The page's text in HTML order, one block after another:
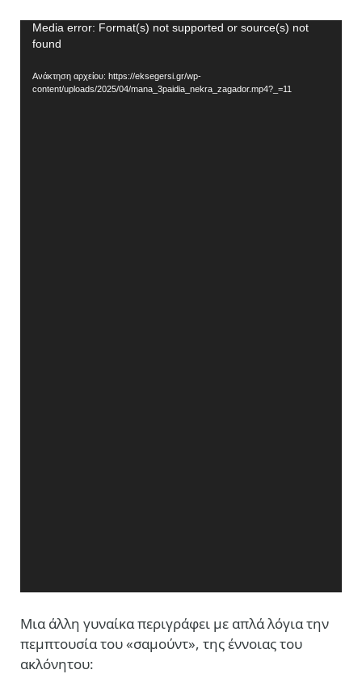
Πρόγραμμα
Αναπαραγωγής
Βίντεο
Media error: Format(s) not supported or source(s) not
found
Ανάκτηση αρχείου: https://eksegersi.gr/wp-
content/uploads/2025/04/mana_3paidia_nekra_zagador.mp4?_=11
Mια άλλη γυναίκα περιγράφει με απλά λόγια την
πεμπτουσία του «σαμούντ», της έννοιας του
ακλόνητου: